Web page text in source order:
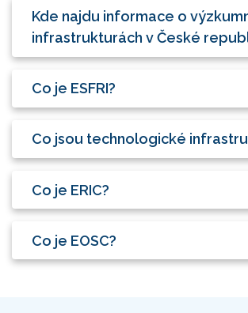
Kde najdu informace o
infrastrukturách v České
Co je ESFRI?
Co jsou technologické
Co je ERIC?
Co je EOSC?